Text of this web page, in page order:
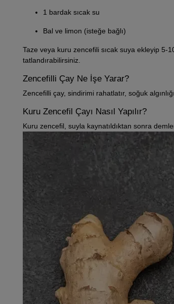
1 bardak sıcak su
Bal ve limon (isteğe bağlı)
Taze veya kuru zencefili sıcak suya ekleyip 5-
tatlandırabilirsiniz.
Zencefilli Çay Ne İşe Yarar?
Zencefilli çay, sindirimi rahatlatır, soğuk
Kuru Zencefil Çayı Nasıl Yapılır?
Kuru zencefil, suyla kaynatıldıktan sonra